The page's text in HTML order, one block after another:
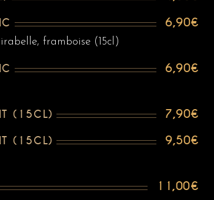
6,90€
framboise (15cl)
6,90€
(15CL) 7,90€
(15CL) 9,50€
11,00€